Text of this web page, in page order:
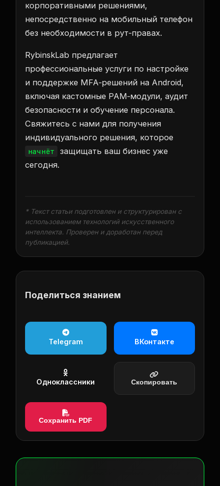
корпоративными решениями,
непосредственно на мобильный телефон
без необходимости в рут‑правах.
RybinskLab предлагает
профессиональные услуги по настройке
и поддержке MFA‑решений на Android,
включая кастомные PAM‑модули, аудит
безопасности и обучение персонала.
Свяжитесь с нами для получения
индивидуального решения, которое
начнёт
защищать ваш бизнес уже
сегодня.
* Текст статьи подготовлен и структурирован с
использованием технологий искусственного
интеллекта. Проверен и доработан перед
публикацией.
Поделиться знанием
Telegram ВКонтакте
Одноклассники Скопировать
Сохранить PDF